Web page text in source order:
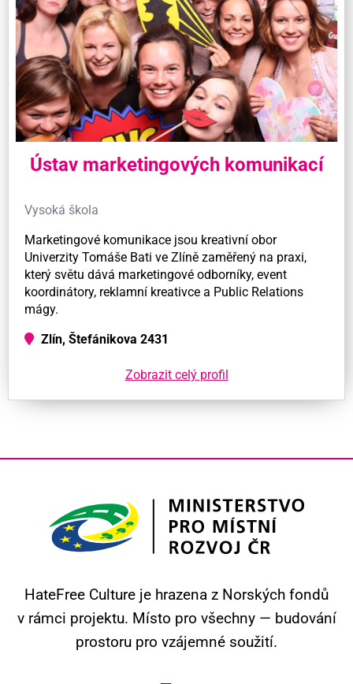
Ústav marketingových komunikací
Vysoká škola
Marketingové komunikace jsou kreativní obor
Univerzity Tomáše Bati ve Zlíně zaměřený na praxi,
který světu dává marketingové odborníky, event
koordinátory, reklamní kreativce a Public Relations
mágy.
Zlín, Štefánikova 2431
Zobrazit celý profil
HateFree Culture je hrazena z Norských fondů
v rámci projektu. Místo pro všechny — budování
prostoru pro vzájemné soužití.